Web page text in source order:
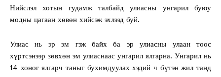
Нийслэл хотын гудамж талбайд улиасны унгарил буюу
модны цагаан хөвөн хийсэж эхлээд буй.
Улиас нь эр эм гэж байх ба эр улиасны улаан тоос
хүртсэнээр зөвхөн эм улиаснаас унгарил ялгарна. Унгарил нь
14 хоног ялгарч таныг бухимдуулах хэдий ч бүтэн жил танд